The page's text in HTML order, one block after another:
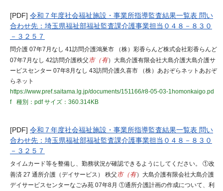
[PDF] 令和７年度社会福祉施設・事業所指導監査結果一覧表 問い
合わせ先：埼玉県福祉部福祉監査課介護事業担当０４８－８３０
－３２５７
問介護 07年7月なし 41訪問介護鴻巣市 （株）彩香らんど株式会社彩香らんど
07年7月なし 42訪問介護秩父 市（有）大島介護有限会社大島介護大島介護サ
ービスセンター 07年8月なし 43訪問介護久喜市 （株）あおぞらネットあおぞ
らネット
https://www.pref.saitama.lg.jp/documents/151166/r8-05-03-1homonkaigo.pd
f
種別：pdfサイズ：360.314KB
[PDF] 令和７年度社会福祉施設・事業所指導監査結果一覧表 問い
合わせ先：埼玉県福祉部福祉監査課介護事業担当０４８－８３０
－３２５７
タイムカード等を整備し、勤務状況が確認できるようにしてください。 ①改
善済 27 通所介護（デイサービス） 秩父 市（有）大島介護有限会社大島介護
デイサービスセンターなごみ苑 07年8月 ①通所介護計画の作成について、利